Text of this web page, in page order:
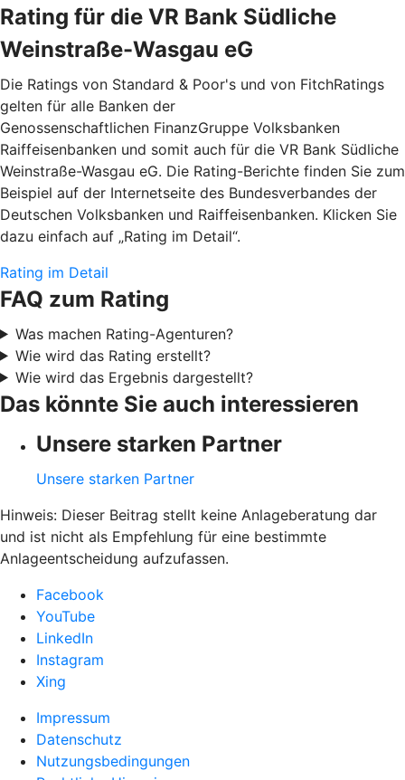
Rating für die VR Bank Südliche
Weinstraße-Wasgau eG
Die Ratings von Standard & Poor's und von FitchRatings
gelten für alle Banken der
Genossenschaftlichen FinanzGruppe Volksbanken
Raiffeisenbanken und somit auch für die VR Bank Südliche
Weinstraße-Wasgau eG. Die Rating-Berichte finden Sie zum
Beispiel auf der Internetseite des Bundesverbandes der
Deutschen Volksbanken und Raiffeisenbanken. Klicken Sie
dazu einfach auf „Rating im Detail“.
Rating im Detail
FAQ zum Rating
Was machen Rating-Agenturen?
Wie wird das Rating erstellt?
Wie wird das Ergebnis dargestellt?
Das könnte Sie auch interessieren
Unsere starken Partner
Unsere starken Partner
Hinweis: Dieser Beitrag stellt keine Anlageberatung dar
und ist nicht als Empfehlung für eine bestimmte
Anlageentscheidung aufzufassen.
Facebook
YouTube
LinkedIn
Instagram
Xing
Impressum
Datenschutz
Nutzungsbedingungen